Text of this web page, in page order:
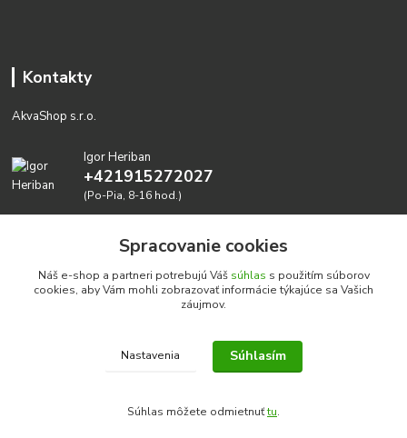
Kontakty
AkvaShop s.r.o.
Igor Heriban
+421915272027
(Po-Pia, 8-16 hod.)
Realizujeme prírodné akvária: AkvaShop s.r.o. • IBAN:
SK3911000000002947087849
Spracovanie cookies
Náš e-shop a partneri potrebujú Váš súhlas s použitím súborov
cookies, aby Vám mohli zobrazovať informácie týkajúce sa Vašich
záujmov.
Nastavenia Súhlasím
Súhlas môžete odmietnuťtu.